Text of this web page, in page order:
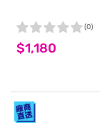
$1,180
(0)